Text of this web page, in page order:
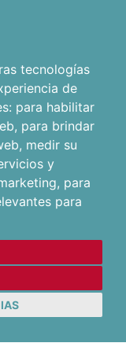
tecnologías
de
para habilitar
, para brindar
, medir su
y
, para
para